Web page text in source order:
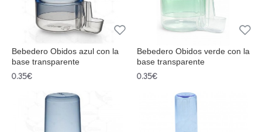
Bebedero Obidos azul con la
base transparente
0.35€
Bebedero Obidos verde con la
base transparente
0.35€